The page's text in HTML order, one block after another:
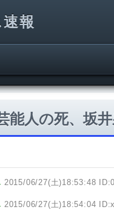
報
能人の死、坂
2015/06/27(土)18:53:48
2015/06/27(土)18:54:04